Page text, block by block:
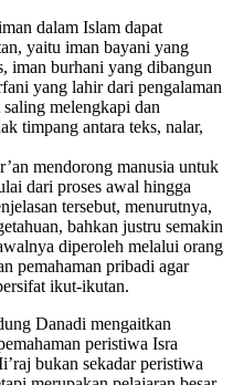
dalam Islam dapat
yaitu iman bayani yang
iman burhani yang dibangun
yang lahir dari pengalaman
melengkapi dan
timpang antara teks, nalar,
mendorong manusia untuk
dari proses awal hingga
tersebut, menurutnya,
bahkan justru semakin
diperoleh melalui orang
pemahaman pribadi agar
ikut-ikutan.
Danadi mengaitkan
peristiwa Isra
bukan sekadar peristiwa